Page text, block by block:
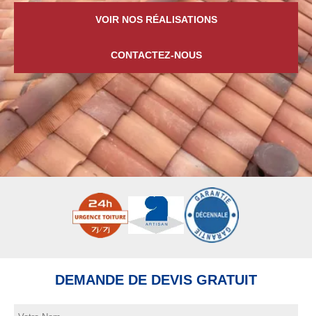
VOIR NOS RÉALISATIONS
CONTACTEZ-NOUS
DEMANDE DE DEVIS GRATUIT